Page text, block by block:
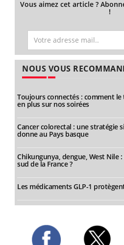
Vous aimez cet article ?
!
NOUS VOUS
Toujours connectés : comment
en plus sur nos soirées
Cancer colorectal : une stratégie
donne au Pays basque
Chikungunya, dengue, West Nile
sud de la France ?
Les médicaments GLP-1